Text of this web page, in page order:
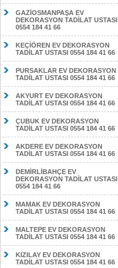
GAZİOSMANPAŞA EV
DEKORASYON TADİLAT USTASI
0554 184 41 66
KEÇİÖREN EV DEKORASYON
TADİLAT USTASI 0554 184 41 66
PURSAKLAR EV DEKORASYON
TADİLAT USTASI 0554 184 41 66
AKYURT EV DEKORASYON
TADİLAT USTASI 0554 184 41 66
ÇUBUK EV DEKORASYON
TADİLAT USTASI 0554 184 41 66
AKDERE EV DEKORASYON
TADİLAT USTASI 0554 184 41 66
DEMİRLİBAHÇE EV
DEKORASYON TADİLAT USTASI
0554 184 41 66
MAMAK EV DEKORASYON
TADİLAT USTASI 0554 184 41 66
MALTEPE EV DEKORASYON
TADİLAT USTASI 0554 184 41 66
KIZILAY EV DEKORASYON
TADİLAT USTASI 0554 184 41 66